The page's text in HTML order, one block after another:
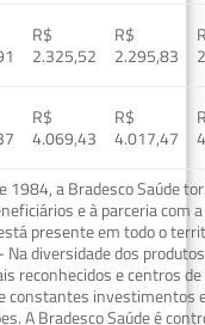
R$
2.325,52
R$
2.295,83
R$
4.069,43
R$
4.017,47
1984, a Bradesco Saúde
e à parceria com
presente em todo o
diversidade dos
reconhecidos e centros
constantes investimentos
A Bradesco Saúde é